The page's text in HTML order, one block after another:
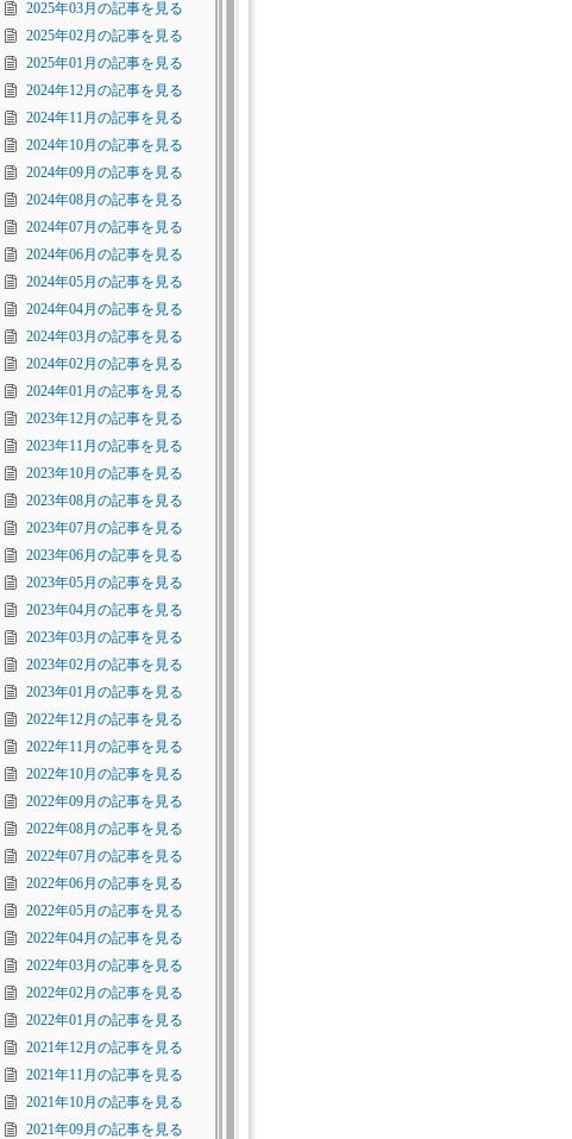
2025年03月の記事を見る
2025年02月の記事を見る
2025年01月の記事を見る
2024年12月の記事を見る
2024年11月の記事を見る
2024年10月の記事を見る
2024年09月の記事を見る
2024年08月の記事を見る
2024年07月の記事を見る
2024年06月の記事を見る
2024年05月の記事を見る
2024年04月の記事を見る
2024年03月の記事を見る
2024年02月の記事を見る
2024年01月の記事を見る
2023年12月の記事を見る
2023年11月の記事を見る
2023年10月の記事を見る
2023年08月の記事を見る
2023年07月の記事を見る
2023年06月の記事を見る
2023年05月の記事を見る
2023年04月の記事を見る
2023年03月の記事を見る
2023年02月の記事を見る
2023年01月の記事を見る
2022年12月の記事を見る
2022年11月の記事を見る
2022年10月の記事を見る
2022年09月の記事を見る
2022年08月の記事を見る
2022年07月の記事を見る
2022年06月の記事を見る
2022年05月の記事を見る
2022年04月の記事を見る
2022年03月の記事を見る
2022年02月の記事を見る
2022年01月の記事を見る
2021年12月の記事を見る
2021年11月の記事を見る
2021年10月の記事を見る
2021年09月の記事を見る